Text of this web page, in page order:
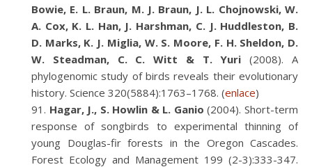
Bowie, E. L. Braun, M. J. Braun, J. L. Chojnowski, W.
A. Cox, K. L. Han, J. Harshman, C. J. Huddleston, B.
D. Marks, K. J. Miglia, W. S. Moore, F. H. Sheldon, D.
W. Steadman, C. C. Witt & T. Yuri (2008). A
phylogenomic study of birds reveals their evolutionary
history. Science 320(5884):1763–1768. (enlace)
Hagar, J., S. Howlin & L. Ganio (2004). Short-term
response of songbirds to experimental thinning of
young Douglas-fir forests in the Oregon Cascades.
Forest Ecology and Management 199 (2-3):333-347.